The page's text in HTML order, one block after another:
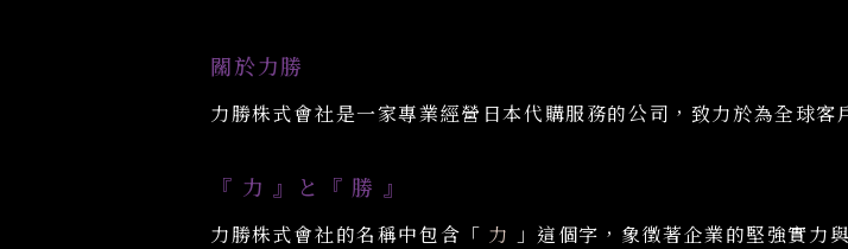
關於力勝
力勝株式會社是一家專業經營日本代購服務的公司，致力於為全球
『 力 』と『 勝 』
力勝株式會社的名稱中包含「 力 」這個字，象徵著企業的堅強實力